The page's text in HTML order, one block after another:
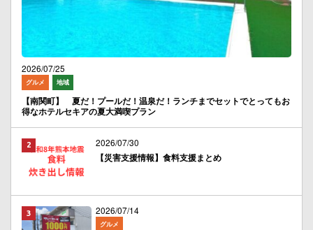
2026/07/25
グルメ 地域
【南関町】 夏だ！プールだ！温泉だ！ランチまでセットでとってもお
得なホテルセキアの夏大満喫プラン
2026/07/30
【災害支援情報】食料支援まとめ
2026/07/14
グルメ